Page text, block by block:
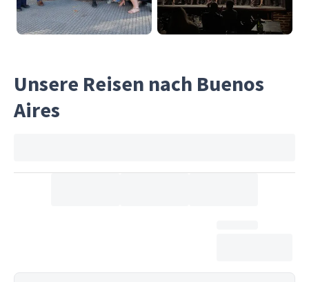
Unsere Reisen nach Buenos
Aires